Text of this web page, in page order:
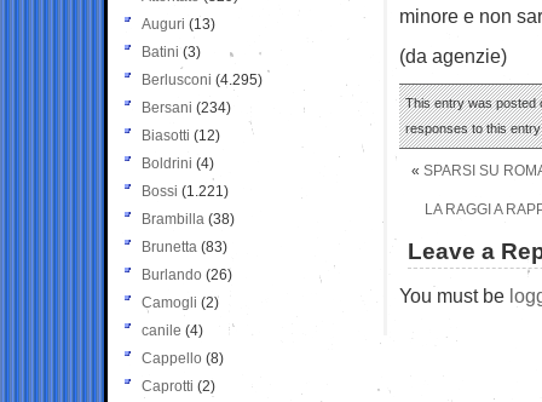
minore e non
(da agenzie)
This entry was posted
responses to this
« SPARSI SU
LA RAGGI A
Leave a
You must be
Auguri (13)
Batini (3)
Berlusconi (4.295)
Bersani (234)
Biasotti (12)
Boldrini (4)
Bossi (1.221)
Brambilla (38)
Brunetta (83)
Burlando (26)
Camogli (2)
canile (4)
Cappello (8)
Caprotti (2)